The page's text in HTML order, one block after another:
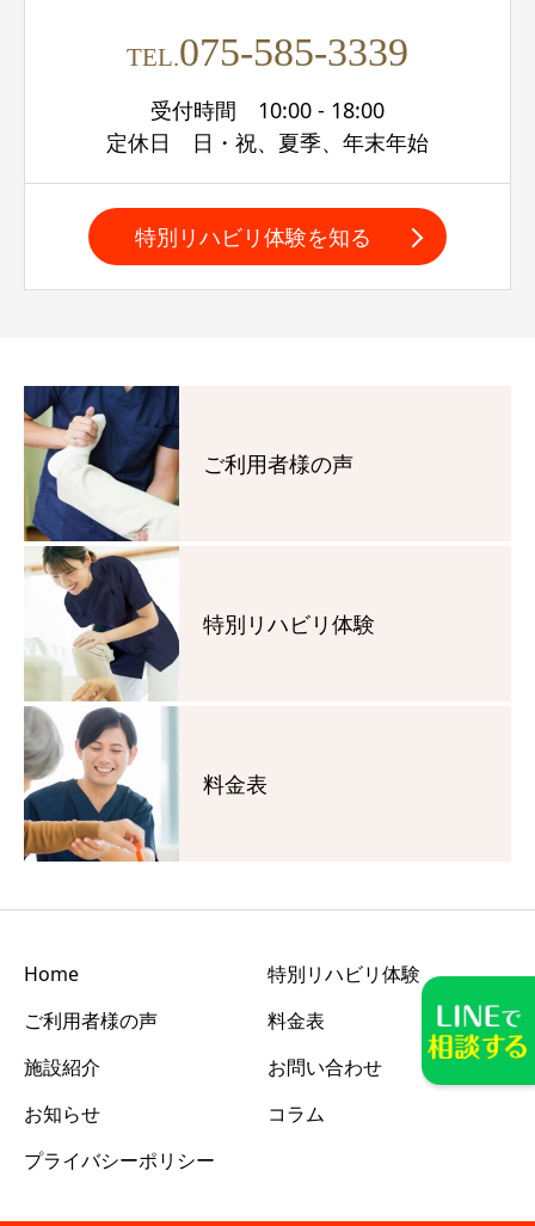
TEL.075-585-3339
受付時間 10:00 - 18:00
定休日 日・祝、夏季、年末年始
特別リハビリ体験を知る
ご利用者様の声
特別リハビリ体験
料金表
Home
特別リハビリ体験
ご利用者様の声
料金表
施設紹介
お問い合わせ
お知らせ
コラム
プライバシーポリシー